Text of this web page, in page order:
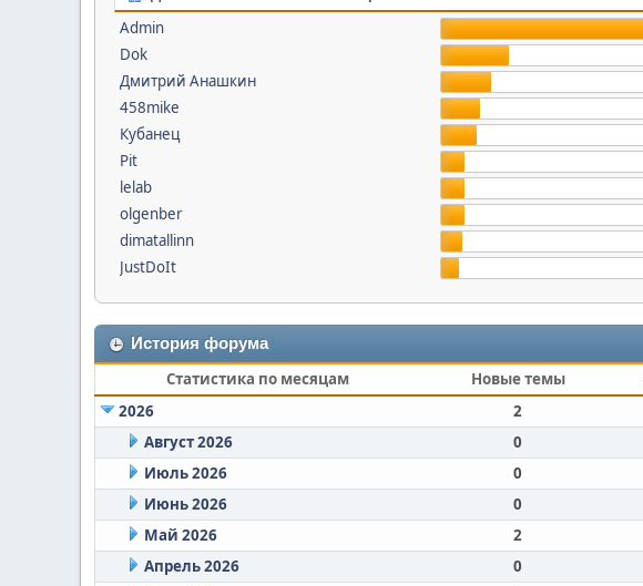
Admin
Dok
Дмитрий Анашкин
458mike
Кубанец
Pit
lelab
olgenber
dimatallinn
JustDoIt
История форума
Статистика по месяцам Новые темы
2026
2
Август 2026
0
Июль 2026
0
Июнь 2026
0
Май 2026
2
Апрель 2026
0